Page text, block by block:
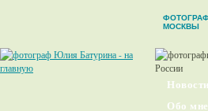
МОСКВЫ
Новости
Обо мне